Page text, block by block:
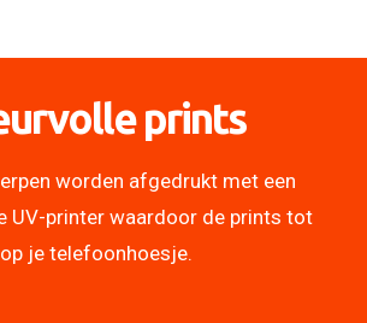
prints
worden afgedrukt met een
UV-printer waardoor de prints tot
je telefoonhoesje.